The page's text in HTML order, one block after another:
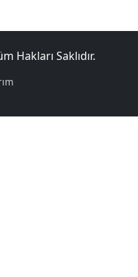
Hakları Saklıdır.